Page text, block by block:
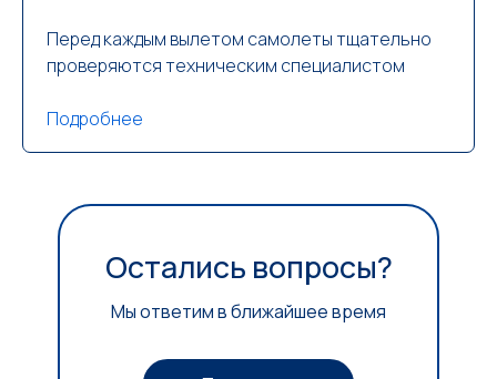
Перед каждым вылетом самолеты тщательно
проверяются техническим специалистом
Подробнее
Остались вопросы?
Мы ответим в ближайшее время